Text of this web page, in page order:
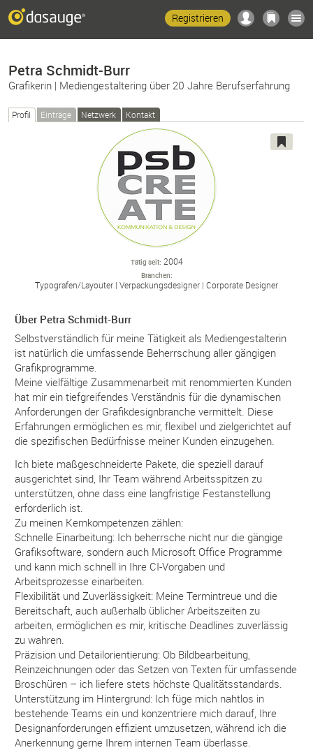
Registrieren
Petra Schmidt-Burr
Grafikerin | Mediengestaltering über 20 Jahre Berufserfahrung
Profil Einträge Netzwerk Kontakt
Tätig seit 2004
Branchen
Typografen/Layouter Verpackungsdesigner Corporate Designer
Über Petra Schmidt-Burr
Selbstverständlich für meine Tätigkeit als Mediengestalterin
ist natürlich die umfassende Beherrschung aller gängigen
Grafikprogramme.
Meine vielfältige Zusammenarbeit mit renommierten Kunden
hat mir ein tiefgreifendes Verständnis für die dynamischen
Anforderungen der Grafikdesignbranche vermittelt. Diese
Erfahrungen ermöglichen es mir, flexibel und zielgerichtet auf
die spezifischen Bedürfnisse meiner Kunden einzugehen.
Ich biete maßgeschneiderte Pakete, die speziell darauf
ausgerichtet sind, Ihr Team während Arbeitsspitzen zu
unterstützen, ohne dass eine langfristige Festanstellung
erforderlich ist.
Zu meinen Kernkompetenzen zählen:
Schnelle Einarbeitung: Ich beherrsche nicht nur die gängige
Grafiksoftware, sondern auch Microsoft Office Programme
und kann mich schnell in Ihre CI-Vorgaben und
Arbeitsprozesse einarbeiten.
Flexibilität und Zuverlässigkeit: Meine Termintreue und die
Bereitschaft, auch außerhalb üblicher Arbeitszeiten zu
arbeiten, ermöglichen es mir, kritische Deadlines zuverlässig
zu wahren.
Präzision und Detailorientierung: Ob Bildbearbeitung,
Reinzeichnungen oder das Setzen von Texten für umfassende
Broschüren – ich liefere stets höchste Qualitätsstandards.
Unterstützung im Hintergrund: Ich füge mich nahtlos in
bestehende Teams ein und konzentriere mich darauf, Ihre
Designanforderungen effizient umzusetzen, während ich die
Anerkennung gerne Ihrem internen Team überlasse.